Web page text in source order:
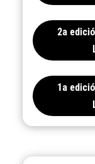
2a
1a